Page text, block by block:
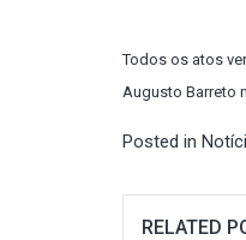
Todos os atos
Augusto Barreto
Posted in
RELATED